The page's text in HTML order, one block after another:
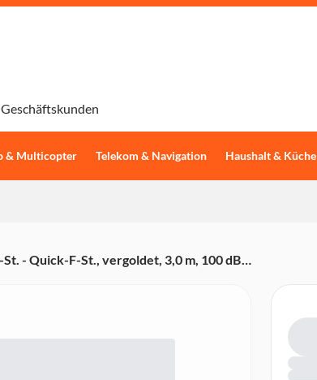
& Multicopter Telekom & Navigation Haushalt & Küche
Geschäftskunden
- Quick-F-St., vergoldet, 3,0 m, 100 dB